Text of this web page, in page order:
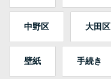
中野区 大田区
壁紙 手続き